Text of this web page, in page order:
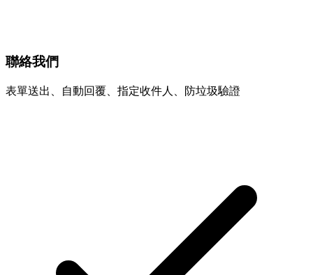
聯絡我們
表單送出、自動回覆、指定收件人、防垃圾驗證